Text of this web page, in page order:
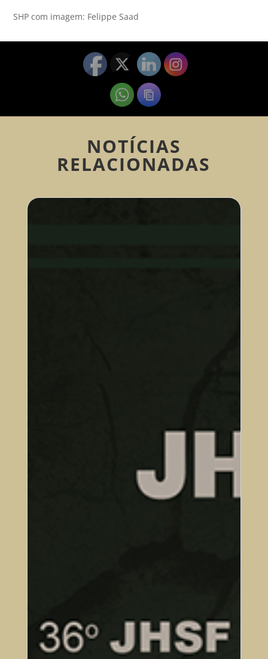
SHP com imagem: Felippe Saad
NOTÍCIAS
RELACIONADAS